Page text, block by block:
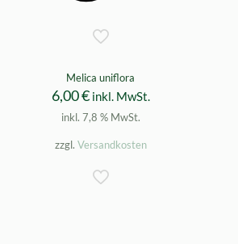
Melica uniflora
6,00€ inkl. MwSt.
inkl. 7,8 % MwSt.
zzgl. Versandkosten